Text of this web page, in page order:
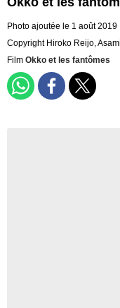
Photo ajoutée le 1 août 2019
Copyright Hiroko Reijo,
Film Okko et les fantômes